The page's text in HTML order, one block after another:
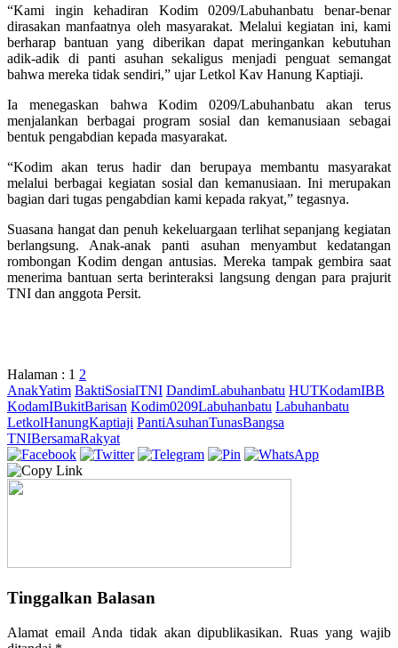
“Kami ingin kehadiran Kodim 0209/Labuhanbatu benar-benar
dirasakan manfaatnya oleh masyarakat. Melalui kegiatan ini, kami
berharap bantuan yang diberikan dapat meringankan kebutuhan
adik-adik di panti asuhan sekaligus menjadi penguat semangat
bahwa mereka tidak sendiri,” ujar Letkol Kav Hanung Kaptiaji.
Ia menegaskan bahwa Kodim 0209/Labuhanbatu akan terus
menjalankan berbagai program sosial dan kemanusiaan sebagai
bentuk pengabdian kepada masyarakat.
“Kodim akan terus hadir dan berupaya membantu masyarakat
melalui berbagai kegiatan sosial dan kemanusiaan. Ini merupakan
bagian dari tugas pengabdian kami kepada rakyat,” tegasnya.
Suasana hangat dan penuh kekeluargaan terlihat sepanjang kegiatan
berlangsung. Anak-anak panti asuhan menyambut kedatangan
rombongan Kodim dengan antusias. Mereka tampak gembira saat
menerima bantuan serta berinteraksi langsung dengan para prajurit
TNI dan anggota Persit.
Halaman : 1 2
AnakYatim BaktiSosialTNI DandimLabuhanbatu HUTKodamIBB
KodamIBukitBarisan Kodim0209Labuhanbatu Labuhanbatu
LetkolHanungKaptiaji PantiAsuhanTunasBangsa
TNIBersamaRakyat
Tinggalkan Balasan
Alamat email Anda tidak akan dipublikasikan. Ruas yang wajib